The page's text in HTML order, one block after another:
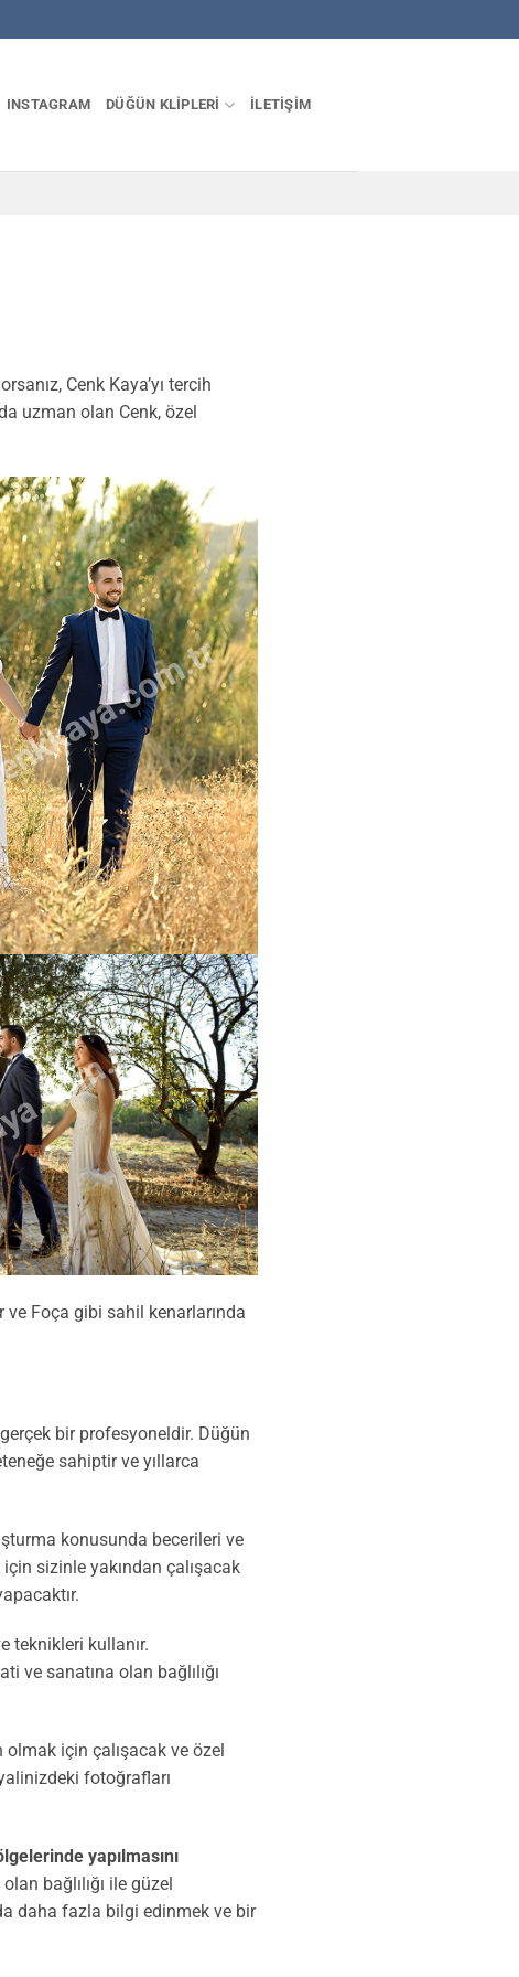
INSTAGRAM DÜĞÜN KLIPLERI İLETIŞIM
Cenk Kaya’yı tercih
uzman olan Cenk, özel
ve Foça gibi sahil kenarlarında
bir profesyoneldir. Düğün
sahiptir ve yıllarca
konusunda becerileri ve
sizinle yakından çalışacak
teknikleri kullanır.
ve sanatına olan bağlılığı
olmak için çalışacak ve özel
fotoğrafları
yapılmasını
bağlılığı ile güzel
daha fazla bilgi edinmek ve bir